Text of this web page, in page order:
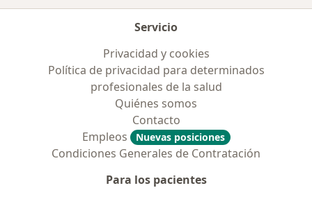
Servicio
Privacidad y cookies
Política de privacidad para determinados
profesionales de la salud
Quiénes somos
Contacto
Empleos
Nuevas posiciones
Condiciones Generales de Contratación
Para los pacientes